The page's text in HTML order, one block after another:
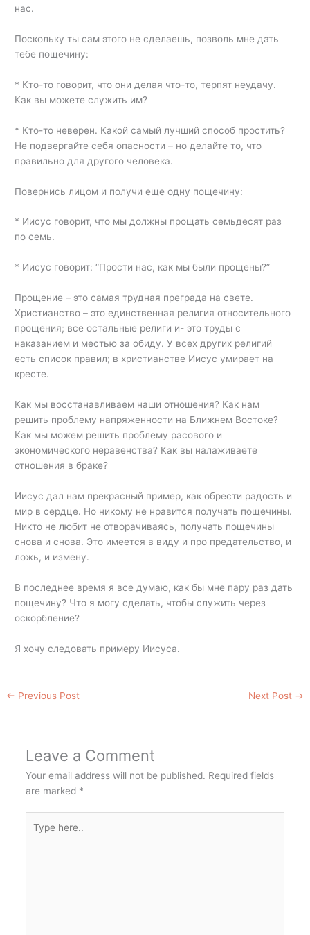
нас.
Поскольку ты сам этого не сделаешь, позволь мне дать
тебе пощечину:
* Кто-то говорит, что они делая что-то, терпят неудачу.
Как вы можете служить им?
* Кто-то неверен. Какой самый лучший способ простить?
Не подвергайте себя опасности – но делайте то, что
правильно для другого человека.
Повернись лицом и получи еще одну пощечину:
* Иисус говорит, что мы должны прощать семьдесят раз
по семь.
* Иисус говорит: “Прости нас, как мы были прощены?”
Прощение – это самая трудная преграда на свете.
Христианство – это единственная религия относительного
прощения; все остальные религи и- это труды с
наказанием и местью за обиду. У всех других религий
есть список правил; в христианстве Иисус умирает на
кресте.
Как мы восстанавливаем наши отношения? Как нам
решить проблему напряженности на Ближнем Востоке?
Как мы можем решить проблему расового и
экономического неравенства? Как вы налаживаете
отношения в браке?
Иисус дал нам прекрасный пример, как обрести радость и
мир в сердце. Но никому не нравится получать пощечины.
Никто не любит не отворачиваясь, получать пощечины
снова и снова. Это имеется в виду и про предательство, и
ложь, и измену.
В последнее время я все думаю, как бы мне пару раз дать
пощечину? Что я могу сделать, чтобы служить через
оскорбление?
Я хочу следовать примеру Иисуса.
← Previous Post Next Post →
Leave a Comment
Your email address will not be published. Required fields
are marked *
here..